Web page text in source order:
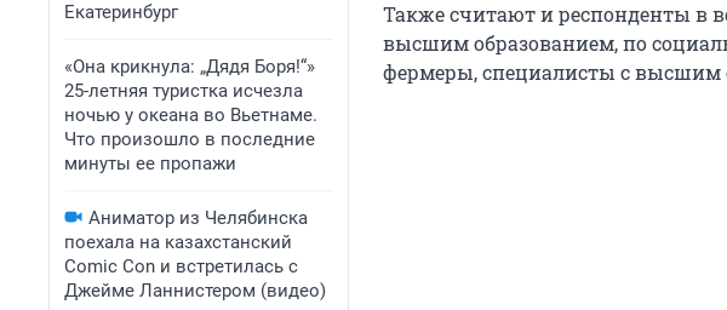
Екатеринбург
«Она крикнула: „Дядя Боря!“»
25-летняя туристка исчезла
ночью у океана во Вьетнаме.
Что произошло в последние
минуты ее пропажи
Аниматор из Челябинска
поехала на казахстанский
Comic Con и встретилась с
Джейме Ланнистером (видео)
Также считают и респонденты в
высшим образованием, по
фермеры, специалисты с высшим